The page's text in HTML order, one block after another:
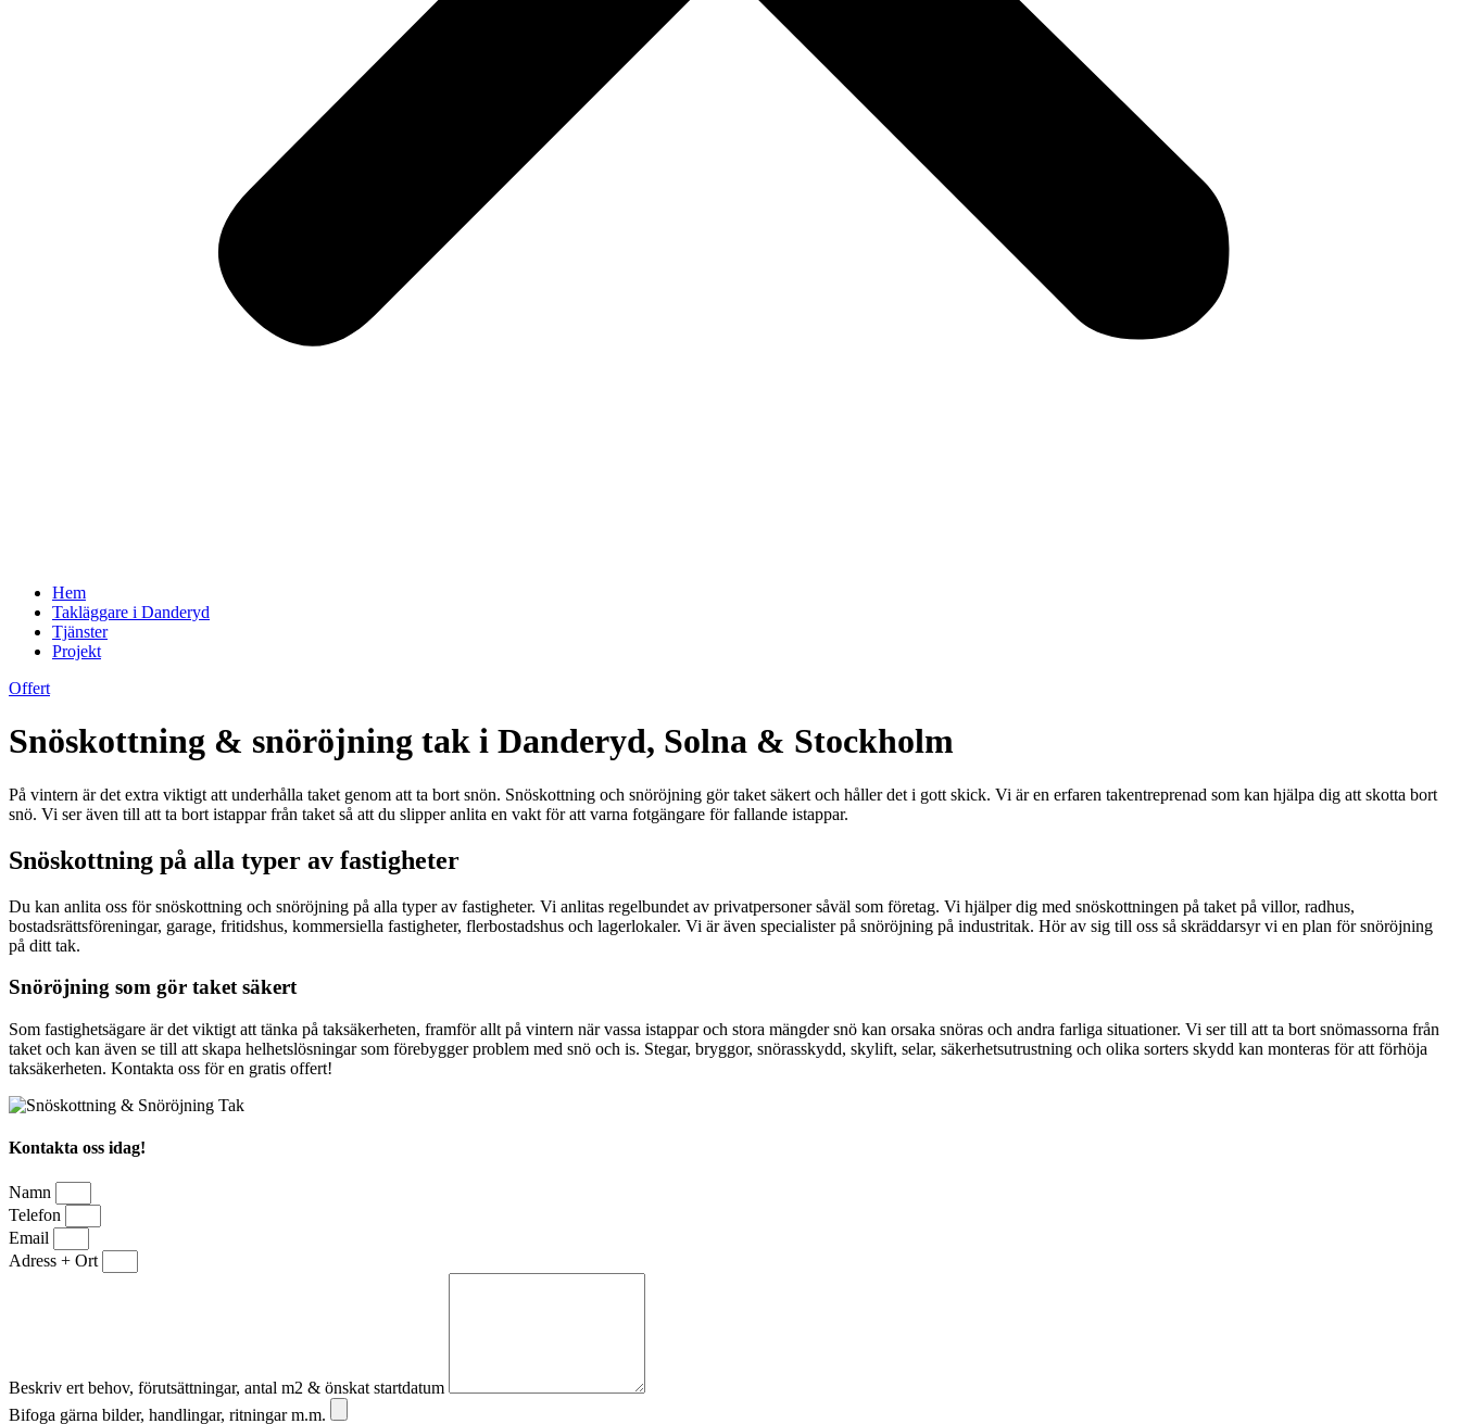
Hem
Takläggare i Danderyd
Tjänster
Projekt
Offert
Snöskottning & snöröjning tak i Danderyd, Solna & Stockholm
På vintern är det extra viktigt att underhålla taket genom att ta bort snön. Snöskottning och snöröjning gör taket säkert och håller det i gott skick. Vi är en erfaren takentreprenad som kan hjälpa dig att skotta bort
snö. Vi ser även till att ta bort istappar från taket så att du slipper anlita en vakt för att varna fotgängare för fallande istappar.
Snöskottning på alla typer av fastigheter
Du kan anlita oss för snöskottning och snöröjning på alla typer av fastigheter. Vi anlitas regelbundet av privatpersoner såväl som företag. Vi hjälper dig med snöskottningen på taket på villor, radhus,
bostadsrättsföreningar, garage, fritidshus, kommersiella fastigheter, flerbostadshus och lagerlokaler. Vi är även specialister på snöröjning på industritak. Hör av sig till oss så skräddarsyr vi en plan för snöröjning
på ditt tak.
Snöröjning som gör taket säkert
Som fastighetsägare är det viktigt att tänka på taksäkerheten, framför allt på vintern när vassa istappar och stora mängder snö kan orsaka snöras och andra farliga situationer. Vi ser till att ta bort snömassorna från
taket och kan även se till att skapa helhetslösningar som förebygger problem med snö och is. Stegar, bryggor, snörasskydd, skylift, selar, säkerhetsutrustning och olika sorters skydd kan monteras för att förhöja
taksäkerheten. Kontakta oss för en gratis offert!
Kontakta oss idag!
Namn
Telefon
Email
Adress + Ort
Beskriv ert behov, förutsättningar, antal m2 & önskat startdatum
Bifoga gärna bilder, handlingar, ritningar m.m.